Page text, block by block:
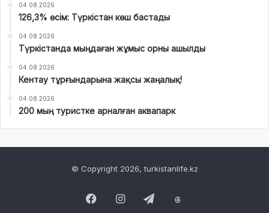
04.08.2026
126,3% өсім: Түркістан көш бастады
04.08.2026
Түркістанда мыңдаған жұмыс орны ашылды
04.08.2026
Кентау тұрғындарына жақсы жаңалық!
04.08.2026
200 мың туристке арналған аквапарк
© Copyright 2026, turkistanlife.kz
FacebookInstagramTelegram